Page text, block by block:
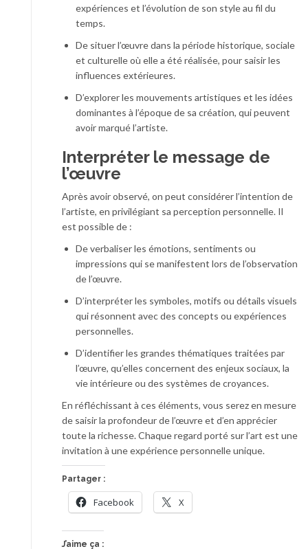
expériences et l’évolution de son style au fil du
temps.
De situer l’œuvre dans la période historique, sociale
et culturelle où elle a été réalisée, pour saisir les
influences extérieures.
D’explorer les mouvements artistiques et les idées
dominantes à l’époque de sa création, qui peuvent
avoir marqué l’artiste.
Interpréter le message de
l’œuvre
Après avoir observé, on peut considérer l’intention de
l’artiste, en privilégiant sa perception personnelle. Il
est possible de :
De verbaliser les émotions, sentiments ou
impressions qui se manifestent lors de l’observation
de l’œuvre.
D’interpréter les symboles, motifs ou détails visuels
qui résonnent avec des concepts ou expériences
personnelles.
D’identifier les grandes thématiques traitées par
l’œuvre, qu’elles concernent des enjeux sociaux, la
vie intérieure ou des systèmes de croyances.
En réfléchissant à ces éléments, vous serez en mesure
de saisir la profondeur de l’œuvre et d’en apprécier
toute la richesse. Chaque regard porté sur l’art est une
invitation à une expérience personnelle unique.
Partager :
Facebook X
J’aime ça :